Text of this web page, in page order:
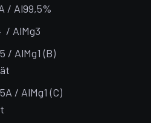
/ Al99,5%
/ AlMg3
/ AlMg1 (B)
/ AlMg1 (C)